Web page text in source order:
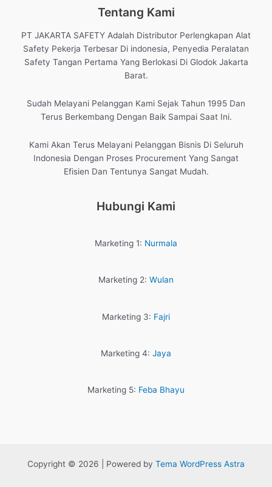
Tentang Kami
PT JAKARTA SAFETY Adalah Distributor Perlengkapan Alat
Safety Pekerja Terbesar Di indonesia, Penyedia Peralatan
Safety Tangan Pertama Yang Berlokasi Di Glodok Jakarta
Barat.
Sudah Melayani Pelanggan Kami Sejak Tahun 1995 Dan
Terus Berkembang Dengan Baik Sampai Saat Ini.
Kami Akan Terus Melayani Pelanggan Bisnis Di Seluruh
Indonesia Dengan Proses Procurement Yang Sangat
Efisien Dan Tentunya Sangat Mudah.
Hubungi Kami
Marketing 1: Nurmala
Marketing 2: Wulan
Marketing 3: Fajri
Marketing 4: Jaya
Marketing 5: Feba Bhayu
Copyright © 2026 | Powered by Tema WordPress Astra